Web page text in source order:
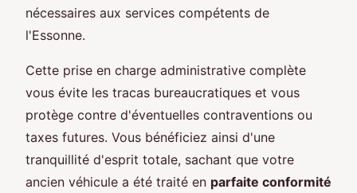
nécessaires aux services compétents de
l'Essonne.
Cette prise en charge administrative complète
vous évite les tracas bureaucratiques et vous
protège contre d'éventuelles contraventions ou
taxes futures. Vous bénéficiez ainsi d'une
tranquillité d'esprit totale, sachant que votre
ancien véhicule a été traité en parfaite conformité